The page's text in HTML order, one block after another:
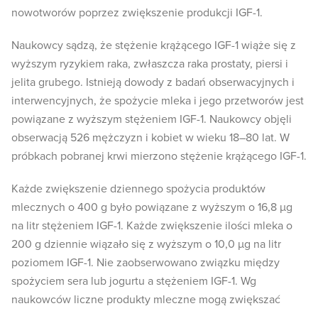
nowotworów poprzez zwiększenie produkcji IGF-1.
Naukowcy sądzą, że stężenie krążącego IGF-1 wiąże się z
wyższym ryzykiem raka, zwłaszcza raka prostaty, piersi i
jelita grubego. Istnieją dowody z badań obserwacyjnych i
interwencyjnych, że spożycie mleka i jego przetworów jest
powiązane z wyższym stężeniem IGF-1. Naukowcy objęli
obserwacją 526 mężczyzn i kobiet w wieku 18–80 lat. W
próbkach pobranej krwi mierzono stężenie krążącego IGF-1.
Każde zwiększenie dziennego spożycia produktów
mlecznych o 400 g było powiązane z wyższym o 16,8 µg
na litr stężeniem IGF-1. Każde zwiększenie ilości mleka o
200 g dziennie wiązało się z wyższym o 10,0 µg na litr
poziomem IGF-1. Nie zaobserwowano związku między
spożyciem sera lub jogurtu a stężeniem IGF-1. Wg
naukowców liczne produkty mleczne mogą zwiększać